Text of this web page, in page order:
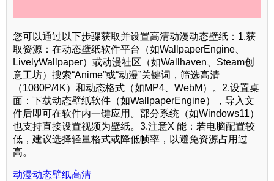
您可以通过以下步骤获取并设置高清动漫动态壁纸：1.获
取资源：在动态壁纸软件平台（如WallpaperEngine、
LivelyWallpaper）或动漫社区（如Wallhaven、Steam创
意工坊）搜索“Anime”或“动漫”关键词，筛选高清
（1080P/4K）和动态格式（如MP4、WebM）。2.设置桌
面：下载动态壁纸软件（如WallpaperEngine），导入文
件后即可在软件内一键应用。部分系统（如Windows11）
也支持直接设置视频为壁纸。3.注意X 能：若电脑配置较
低，建议选择轻量格式或降低帧率，以避免资源占用过
高。
动漫动态壁纸高清